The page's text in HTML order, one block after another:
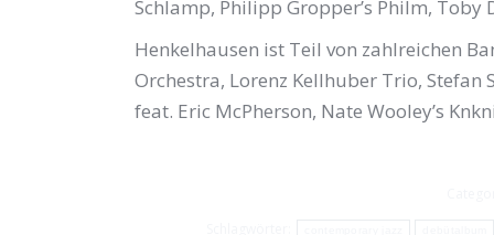
Schlamp, Philipp Gropper’s Philm, Toby
Henkelhausen ist Teil von zahlreichen
Orchestra, Lorenz Kellhuber Trio, Stefan
feat. Eric McPherson, Nate Wooley’s